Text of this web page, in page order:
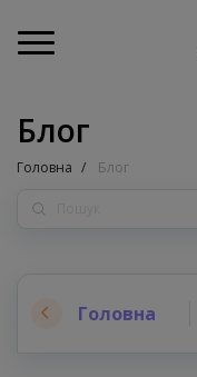
Блог
Головна Блог
Головна